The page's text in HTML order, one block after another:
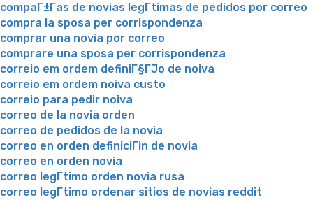
compaГ±Г­as de novias legГ­timas de pedidos por correo
compra la sposa per corrispondenza
comprar una novia por correo
comprare una sposa per corrispondenza
correio em ordem definiГ§ГЈo de noiva
correio em ordem noiva custo
correio para pedir noiva
correo de la novia orden
correo de pedidos de la novia
correo en orden definiciГіn de novia
correo en orden novia
correo legГ­timo orden novia rusa
correo legГ­timo ordenar sitios de novias reddit